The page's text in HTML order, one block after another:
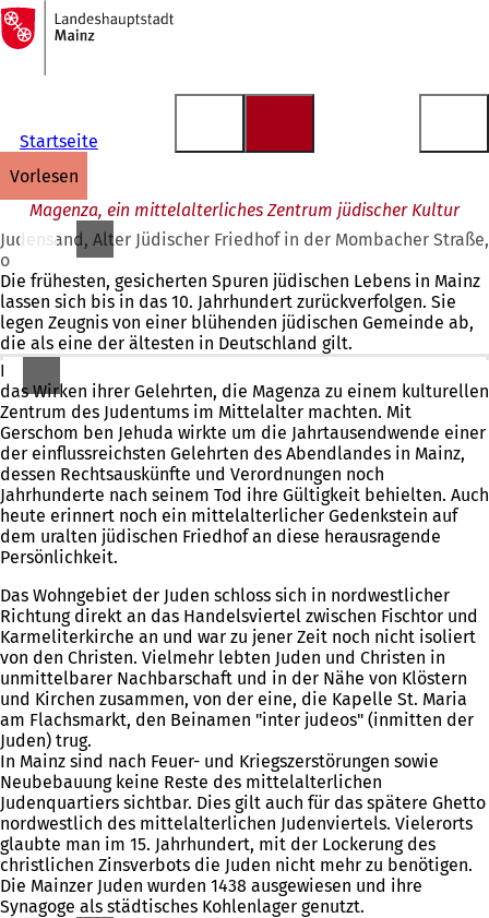
Inhalt anspringen
Zur
Startseite
Startseite
vorlesen
Magenza, ein mittelalterliches Zentrum jüdischer Kultur
Judensand, Alter Jüdischer Friedhof in der Mombacher Straße,
o
Die frühesten, gesicherten Spuren jüdischen Lebens in Mainz
lassen sich bis in das 10. Jahrhundert zurückverfolgen. Sie
legen Zeugnis von einer blühenden jüdischen Gemeinde ab,
die als eine der ältesten in Deutschland gilt.
Berühmtheit erlangte die Jüdische Gemeinde in Mainz durch
das Wirken ihrer Gelehrten, die Magenza zu einem kulturellen
Zentrum des Judentums im Mittelalter machten. Mit
Gerschom ben Jehuda wirkte um die Jahrtausendwende einer
der einflussreichsten Gelehrten des Abendlandes in Mainz,
dessen Rechtsauskünfte und Verordnungen noch
Jahrhunderte nach seinem Tod ihre Gültigkeit behielten. Auch
heute erinnert noch ein mittelalterlicher Gedenkstein auf
dem uralten jüdischen Friedhof an diese herausragende
Persönlichkeit.
Das Wohngebiet der Juden schloss sich in nordwestlicher
Richtung direkt an das Handelsviertel zwischen Fischtor und
Karmeliterkirche an und war zu jener Zeit noch nicht isoliert
von den Christen. Vielmehr lebten Juden und Christen in
unmittelbarer Nachbarschaft und in der Nähe von Klöstern
und Kirchen zusammen, von der eine, die Kapelle St. Maria
am Flachsmarkt, den Beinamen "inter judeos" (inmitten der
Juden) trug.
In Mainz sind nach Feuer- und Kriegszerstörungen sowie
Neubebauung keine Reste des mittelalterlichen
Judenquartiers sichtbar. Dies gilt auch für das spätere Ghetto
nordwestlich des mittelalterlichen Judenviertels. Vielerorts
glaubte man im 15. Jahrhundert, mit der Lockerung des
christlichen Zinsverbots die Juden nicht mehr zu benötigen.
Die Mainzer Juden wurden 1438 ausgewiesen und ihre
Synagoge als städtisches Kohlenlager genutzt.